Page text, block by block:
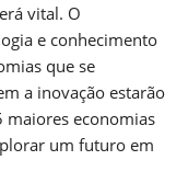
vital. O
e conhecimento
que se
a inovação estarão
maiores economias
um futuro em